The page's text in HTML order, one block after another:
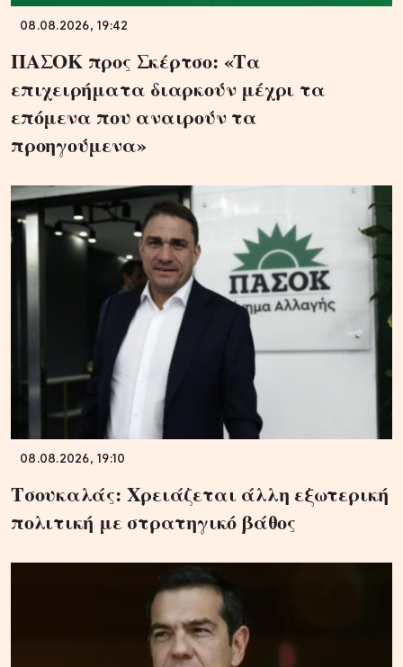
08.08.2026, 19:42
ΠΑΣΟΚ προς Σκέρτσο: «Τα
επιχειρήματα διαρκούν μέχρι τα
επόμενα που αναιρούν τα
προηγούμενα»
08.08.2026, 19:10
Τσουκαλάς: Xρειάζεται άλλη εξωτερική
πολιτική με στρατηγικό βάθος